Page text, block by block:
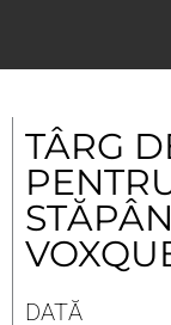
content
TÂRG
DATĂ